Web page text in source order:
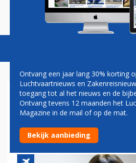
Magazine Podcasts
EASYJET-
NOG LEGIO
EUROPA
Ontvang een jaar lang 30% korting
Luchtvaartnieuws en
toegang tot al het nieuws en de
Ontvang tevens 12 maanden het
Magazine in de mail of op de mat.
Bekijk aanbieding